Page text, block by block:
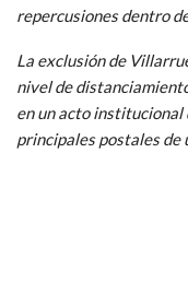
repercusiones dentro
La exclusión de
nivel de
en un acto institucional
principales postales de